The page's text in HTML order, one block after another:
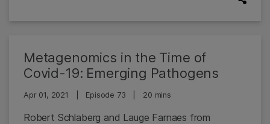
Metagenomics in the Time of
Covid-19: Emerging Pathogens
Apr 01, 2021 Episode 73 20 mins
Robert Schlaberg and Lauge Farnaes from